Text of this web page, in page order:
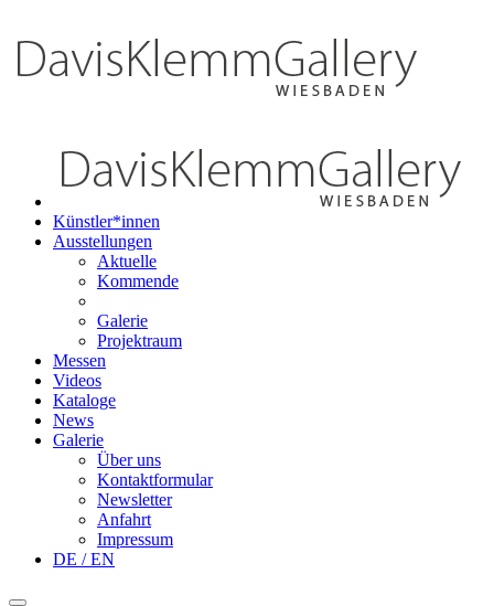
Künstler*innen
Ausstellungen
Aktuelle
Kommende
Galerie
Projektraum
Messen
Videos
Kataloge
News
Galerie
Über uns
Kontaktformular
Newsletter
Anfahrt
Impressum
DE / EN